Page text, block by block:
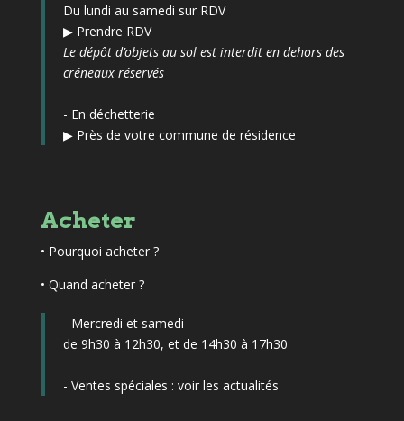
Du lundi au samedi sur RDV
▶ Prendre RDV
Le dépôt d’objets au sol est interdit en dehors des
créneaux réservés
- En déchetterie
▶ Près de votre commune de résidence
Acheter
• Pourquoi acheter ?
• Quand acheter ?
- Mercredi et samedi
de 9h30 à 12h30, et de 14h30 à 17h30
- Ventes spéciales : voir les actualités